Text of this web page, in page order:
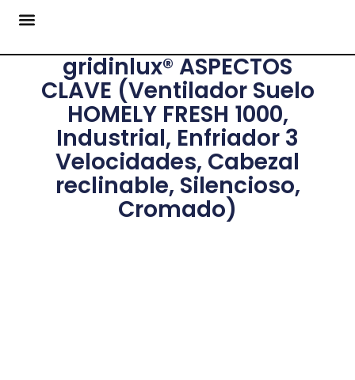
gridinlux® ASPECTOS
CLAVE (Ventilador Suelo
HOMELY FRESH 1000,
Industrial, Enfriador 3
Velocidades, Cabezal
reclinable, Silencioso,
Cromado)